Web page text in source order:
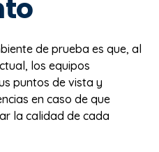
de prueba es que, al
los equipos
puntos de vista y
en caso de que
la calidad de cada